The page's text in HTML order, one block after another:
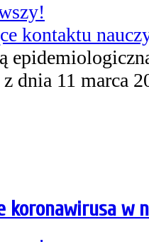
dnia 11 marca
koronawirusa w